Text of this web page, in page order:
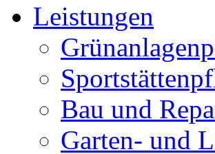
Leistungen
Bau und
Garten- und